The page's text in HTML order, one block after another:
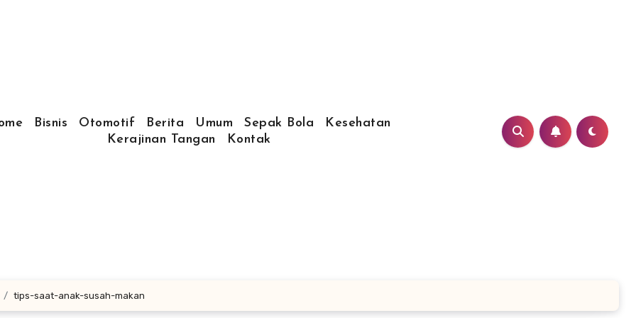
Bisnis Otomotif Berita Umum Sepak Bola
Kesehatan
Kerajinan Tangan
Kontak
tips-saat-anak-susah-makan